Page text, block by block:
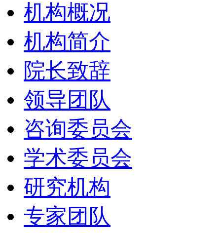
机构概况
机构简介
院长致辞
领导团队
咨询委员会
学术委员会
研究机构
专家团队